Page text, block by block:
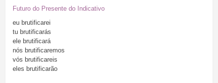
Futuro do Presente do Indicativo
eu brutificarei
tu brutificarás
ele brutificará
nós brutificaremos
vós brutificareis
eles brutificarão